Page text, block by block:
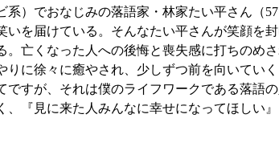
）でおなじみの落語家・林家たい平さん（
いを届けている。そんなたい平さんが笑顔を
。亡くなった人への後悔と喪失感に打ちのめ
に徐々に癒やされ、少しずつ前を向いていく
ですが、それは僕のライフワークである落語
、『見に来た人みんなに幸せになってほしい